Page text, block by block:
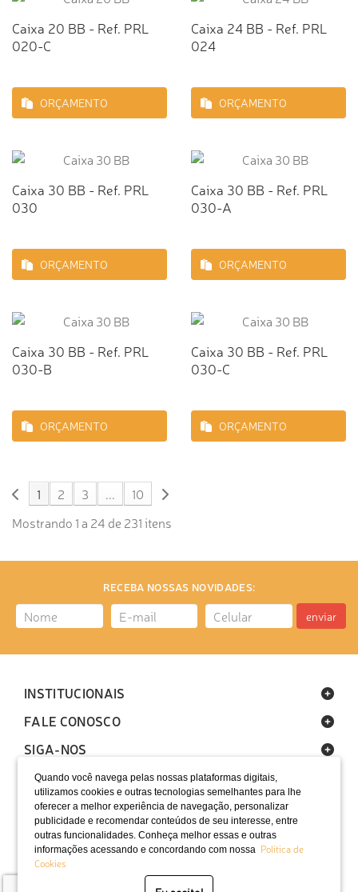
Quando você navega pelas nossas plataformas digitais,
utilizamos cookies e outras tecnologias semelhantes para lhe
oferecer a melhor experiência de navegação, personalizar
publicidade e recomendar conteúdos de seu interesse, entre
outras funcionalidades. Conheça melhor essas e outras
informações acessando e concordando com nossa Política de
Cookies
Caixa 20 BB - Ref. PRL
020-C
ORÇAMENTO
Caixa 24 BB - Ref. PRL
024
ORÇAMENTO
Caixa 30 BB - Ref. PRL
030
ORÇAMENTO
Caixa 30 BB - Ref. PRL
030-A
ORÇAMENTO
Caixa 30 BB - Ref. PRL
030-B
ORÇAMENTO
Caixa 30 BB - Ref. PRL
030-C
ORÇAMENTO
1 2 3 ...
10
Mostrando 1 a 24 de 231 itens
RECEBA NOSSAS NOVIDADES:
enviar
INSTITUCIONAIS
FALE CONOSCO
SIGA-NOS
LOCALIZAÇÃO